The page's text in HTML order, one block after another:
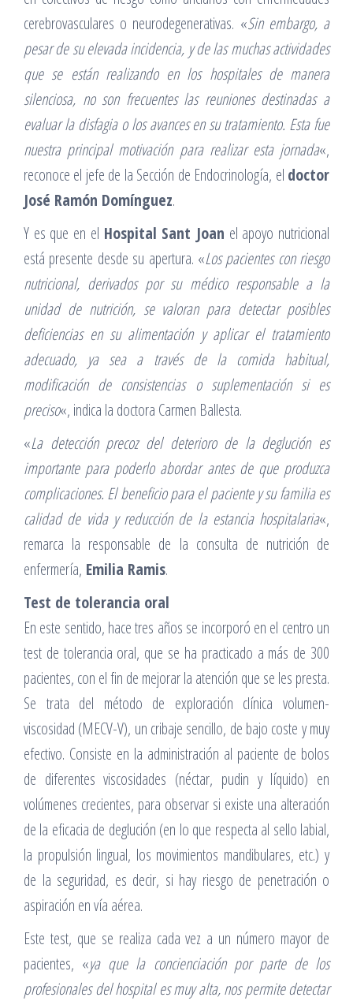
cerebrovasculares o neurodegenerativas. «Sin embargo, a
pesar de su elevada incidencia, y de las muchas actividades
que se están realizando en los hospitales de manera
silenciosa, no son frecuentes las reuniones destinadas a
evaluar la disfagia o los avances en su tratamiento. Esta fue
nuestra principal motivación para realizar esta jornada«,
reconoce el jefe de la Sección de Endocrinología, el doctor
José Ramón Domínguez.
Y es que en el Hospital Sant Joan el apoyo nutricional
está presente desde su apertura. «Los pacientes con riesgo
nutricional, derivados por su médico responsable a la
unidad de nutrición, se valoran para detectar posibles
deficiencias en su alimentación y aplicar el tratamiento
adecuado, ya sea a través de la comida habitual,
modificación de consistencias o suplementación si es
preciso«, indica la doctora Carmen Ballesta.
«La detección precoz del deterioro de la deglución es
importante para poderlo abordar antes de que produzca
complicaciones. El beneficio para el paciente y su familia es
calidad de vida y reducción de la estancia hospitalaria«,
remarca la responsable de la consulta de nutrición de
enfermería, Emilia Ramis.
Test de tolerancia oral
En este sentido, hace tres años se incorporó en el centro un
test de tolerancia oral, que se ha practicado a más de 300
pacientes, con el fin de mejorar la atención que se les presta.
Se trata del método de exploración clínica volumen-
viscosidad (MECV-V), un cribaje sencillo, de bajo coste y muy
efectivo. Consiste en la administración al paciente de bolos
de diferentes viscosidades (néctar, pudin y líquido) en
volúmenes crecientes, para observar si existe una alteración
de la eficacia de deglución (en lo que respecta al sello labial,
la propulsión lingual, los movimientos mandibulares, etc.) y
de la seguridad, es decir, si hay riesgo de penetración o
aspiración en vía aérea.
Este test, que se realiza cada vez a un número mayor de
pacientes, «ya que la concienciación por parte de los
profesionales del hospital es muy alta, nos permite detectar